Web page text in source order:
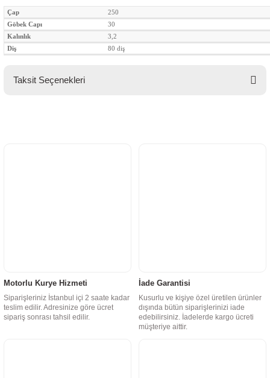
Çap
250
Göbek Capı
30
Kalınlık
3,2
Diş
80 diş
Taksit Seçenekleri
Motorlu Kurye Hizmeti
Siparişleriniz İstanbul içi 2 saate kadar
teslim edilir. Adresinize göre ücret
sipariş sonrası tahsil edilir.
İade Garantisi
Kusurlu ve kişiye özel üretilen ürünler
dışında bütün siparişlerinizi iade
edebilirsiniz. İadelerde kargo ücreti
müşteriye aittir.